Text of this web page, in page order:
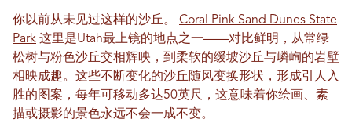
你以前从未见过这样的沙丘。 Coral Pink Sand Dunes State
Park 这里是Utah最上镜的地点之一——对比鲜明，从常绿
松树与粉色沙丘交相辉映，到柔软的缓坡沙丘与嶙峋的岩壁
相映成趣。这些不断变化的沙丘随风变换形状，形成引人入
胜的图案，每年可移动多达50英尺，这意味着你绘画、素
描或摄影的景色永远不会一成不变。